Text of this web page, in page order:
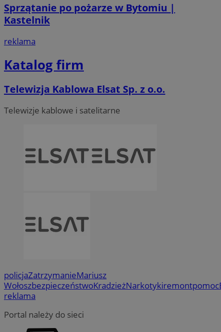
Sprzątanie po pożarze w Bytomiu |
Kastelnik
reklama
Katalog firm
Telewizja Kablowa Elsat Sp. z o.o.
Telewizje kablowe i satelitarne
policjaZatrzymanieMariusz
WołoszbezpieczeństwoKradzieżNarkotykiremontpomoc
reklama
Portal należy do sieci